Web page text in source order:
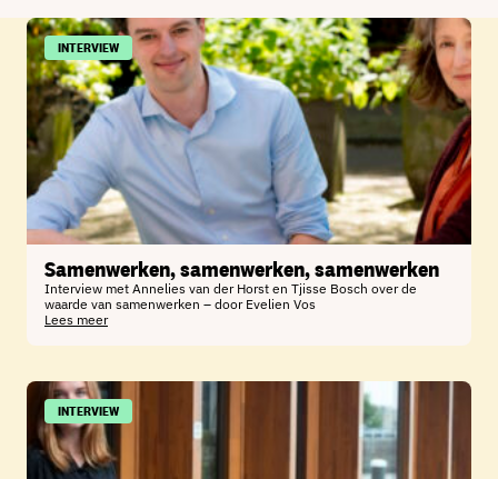
INTERVIEW
Samenwerken, samenwerken, samenwerken
Interview met Annelies van der Horst en Tjisse Bosch over de
waarde van samenwerken – door Evelien Vos
Lees meer
INTERVIEW